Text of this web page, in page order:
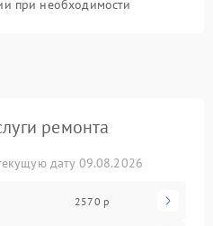
при необходимости
ремонта
дату 09.08.2026
2570 р